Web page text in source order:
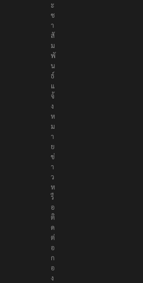
ะ
ช
า
สั
ม
พั
น
ธ์
แ
จ้
ง
ห
ม
า
ย
ข่
า
ว
ห
รื
อ
ติ
ด
ต่
อ
ก
อ
ง